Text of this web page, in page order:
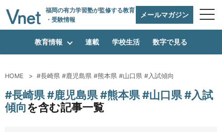
福岡の有力学習塾が監修する教育
・受験情報
メールマガジン
編集方針
教育情報 連載 学校生活 数字で見る
HOME #長崎県 #鹿児島県 #熊本県 #山口県 #入試傾向
#長崎県 #鹿児島県 #熊本県 #山口県 #入試
傾向を含む記事一覧